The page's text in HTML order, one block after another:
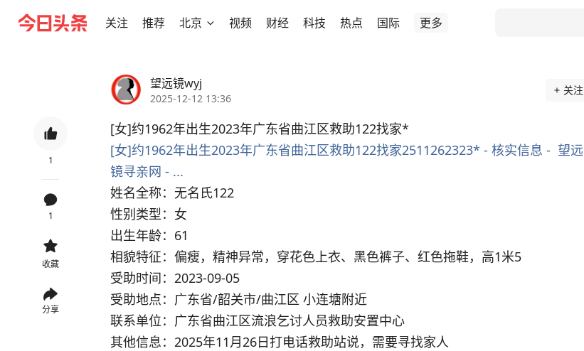
关注 推荐 北京 视频 财经 科技 热点 国际 更多
1
1
收藏
分享
望远镜wyj
2025-12-12 13:36
关注
[女]约1962年出生2023年广东省曲江区救助122找家*
[女]约1962年出生2023年广东省曲江区救助122找家2511262323* - 核实信息 -  望远
镜寻亲网 - ...
姓名全称：无名氏122
性别类型：女
出生年龄：61
相貌特征：偏瘦，精神异常，穿花色上衣、黑色裤子、红色拖鞋，高1米5
受助时间：2023-09-05
受助地点：广东省/韶关市/曲江区 小连塘附近
联系单位：广东省曲江区流浪乞讨人员救助安置中心
其他信息：2025年11月26日打电话救助站说，需要寻找家人